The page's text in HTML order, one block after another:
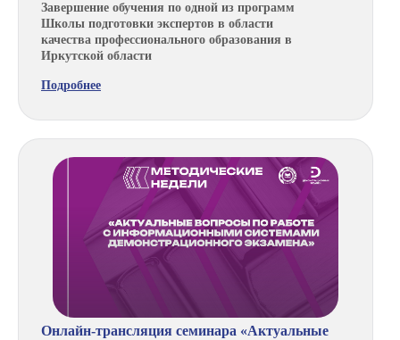
Завершение обучения по одной из программ
Школы подготовки экспертов в области
качества профессионального образования в
Иркутской области
Подробнее
Онлайн-трансляция семинара «Актуальные